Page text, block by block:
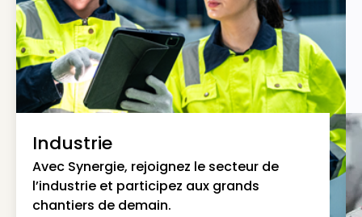
Industrie
Avec Synergie, rejoignez le secteur de
l’industrie et participez aux grands
chantiers de demain.